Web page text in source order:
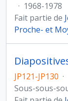
· 1968-1978
Fait partie de
Proche- et
JP121-JP130 ·
Sous-sous-